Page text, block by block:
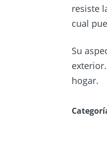
resiste
cual
Su
hogar.